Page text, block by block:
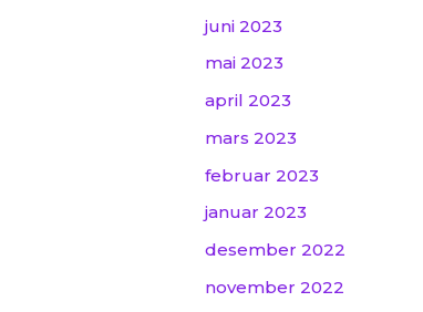
juni 2023
mai 2023
april 2023
mars 2023
februar 2023
januar 2023
desember 2022
november 2022